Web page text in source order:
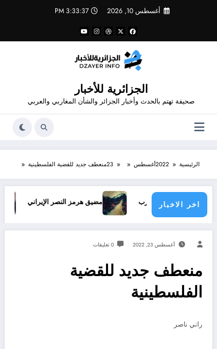
أغسطس 10, 2026 3:33:37 PM
الجزائرية للأخبار
صحيفة تهتم بالحدث وأخبار الجزائر والشأن المغاربي والعربي
الرئيسية 2022أغسطس 23منعطف جديد للقضية الفلسطينية
اخر الاخبار
وإنهاءً للحرب مضيق هرمز النصر الإيراني والي
أغسطس 23, 2022 0 تعليقات
منعطف جديد للقضية
الفلسطينية
راني ناصر